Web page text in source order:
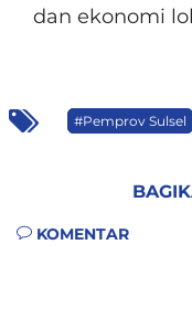
dan ekonomi
#Pemprov Sulsel
KOMENTAR